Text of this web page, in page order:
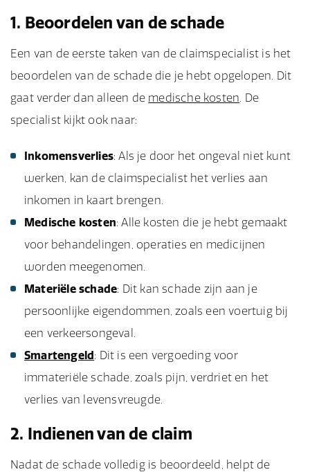
1. Beoordelen van de schade
Een van de eerste taken van de claimspecialist is het
beoordelen van de schade die je hebt opgelopen. Dit
gaat verder dan alleen de medische kosten. De
specialist kijkt ook naar:
Inkomensverlies: Als je door het ongeval niet kunt
werken, kan de claimspecialist het verlies aan
inkomen in kaart brengen.
Medische kosten: Alle kosten die je hebt gemaakt
voor behandelingen, operaties en medicijnen
worden meegenomen.
Materiële schade: Dit kan schade zijn aan je
persoonlijke eigendommen, zoals een voertuig bij
een verkeersongeval.
Smartengeld: Dit is een vergoeding voor
immateriële schade, zoals pijn, verdriet en het
verlies van levensvreugde.
2. Indienen van de claim
Nadat de schade volledig is beoordeeld, helpt de